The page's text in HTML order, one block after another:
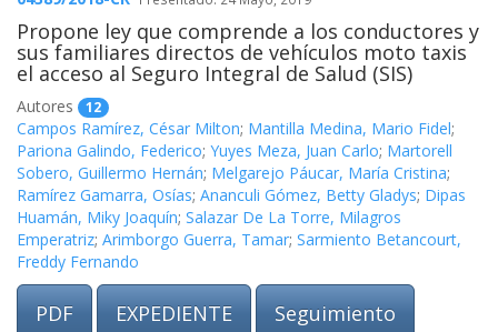
Propone ley que comprende a los conductores y
sus familiares directos de vehículos moto taxis
el acceso al Seguro Integral de Salud (SIS)
Autores 12
Campos Ramírez, César Milton; Mantilla Medina, Mario Fidel;
Pariona Galindo, Federico; Yuyes Meza, Juan Carlo; Martorell
Sobero, Guillermo Hernán; Melgarejo Páucar, María Cristina;
Ramírez Gamarra, Osías; Ananculi Gómez, Betty Gladys; Dipas
Huamán, Miky Joaquín; Salazar De La Torre, Milagros
Emperatriz; Arimborgo Guerra, Tamar; Sarmiento Betancourt,
Freddy Fernando
PDF EXPEDIENTE Seguimiento